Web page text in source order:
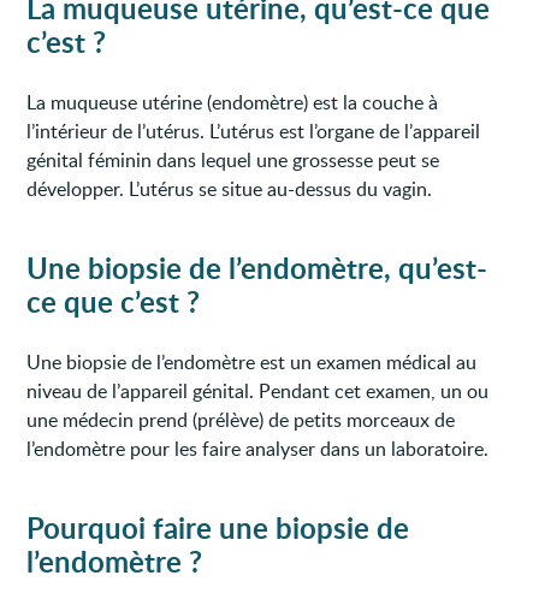
c’est ?
La muqueuse utérine (endomètre) est la couche à
l’intérieur de l’utérus. L’utérus est l’organe de l’appareil
génital féminin dans lequel une grossesse peut se
développer. L’utérus se situe au-dessus du vagin.
Une biopsie de l’endomètre, qu’est-
ce que c’est ?
Une biopsie de l’endomètre est un examen médical au
niveau de l’appareil génital. Pendant cet examen, un ou
une médecin prend (prélève) de petits morceaux de
l’endomètre pour les faire analyser dans un laboratoire.
Pourquoi faire une biopsie de
l’endomètre ?